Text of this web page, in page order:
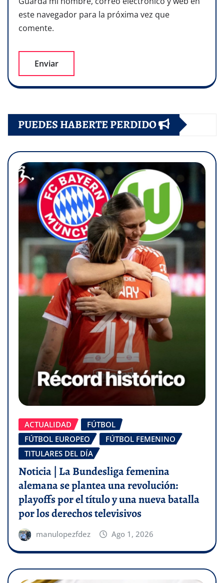
este navegador para la próxima vez que
comente.
PUEDES HABERTE PERDIDO
ACTUALIDAD
FÚTBOL
FÚTBOL EUROPEO
FÚTBOL FEMENINO
TITULARES DEL DÍA
Noticia | La Bundesliga femenina
alemana se plantea una revolución:
playoffs por el título y una nueva batalla
por los derechos televisivos
manulopezfdez Ago 1, 2026